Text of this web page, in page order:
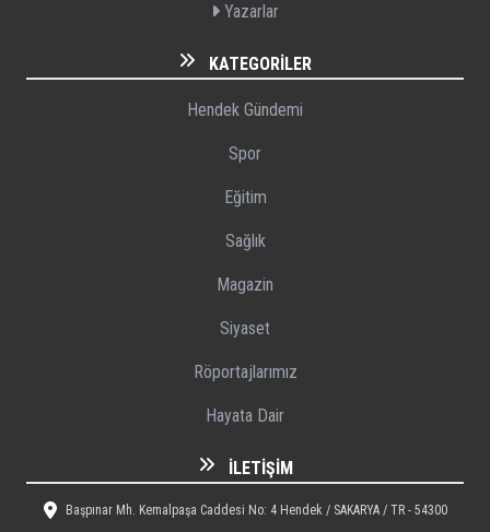
Yazarlar
KATEGORILER
Hendek Gündemi
Spor
Eğitim
Sağlık
Magazin
Siyaset
Röportajlarımız
Hayata Dair
İLETIŞIM
Başpınar Mh. Kemalpaşa Caddesi No: 4 Hendek / SAKARYA / TR - 54300